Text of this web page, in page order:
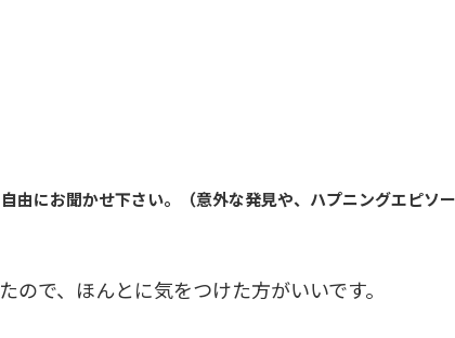
由にお聞かせ下さい。（意外な発見や、ハプニングエピソ
で、ほんとに気をつけた方がいいです。